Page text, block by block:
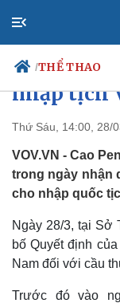
/THỂ THAO
Chính trị
Đảng
Tổ chức nhân sự
Nhận diện sự thật
Quang
trong
nhập tịch
Thứ Sáu, 14:00, 28/
VOV.VN - Cao
trong ngày nhận
cho nhập quốc
Ngày 28/3, tại Sở
bố Quyết định
Nam đối với cầu
Trước đó vào